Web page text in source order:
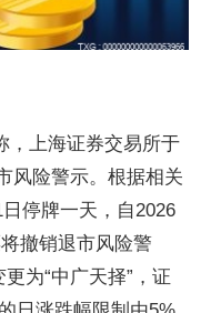
，上海证券交易所于
风险警示。根据相关
停牌一天，自2026
撤销退市风险警
为“中广天择”，证